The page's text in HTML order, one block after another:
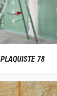
PLAQUISTE 78